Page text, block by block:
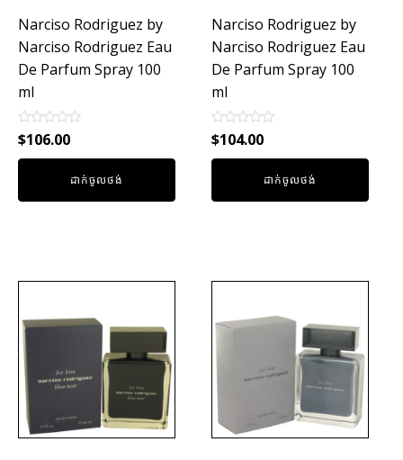
Narciso Rodriguez by
Narciso Rodriguez Eau
De Parfum Spray 100
ml
Rated
0
out
$106.00
ដាក់ចូលថង់
Narciso Rodriguez by
Narciso Rodriguez Eau
De Parfum Spray 100
ml
Rated
0
out
$104.00
ដាក់ចូលថង់